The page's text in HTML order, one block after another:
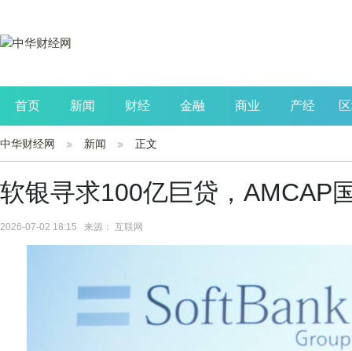
首页 新闻 财经 金融 商业 产经
公司 生活 读书
中华财经网 新闻 正文
软银寻求100亿巨贷，AMCAP
2026-07-02 18:15 来源： 互联网